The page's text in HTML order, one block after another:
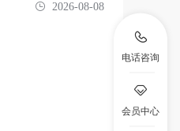
电话咨询
会员中心
2026-08-08